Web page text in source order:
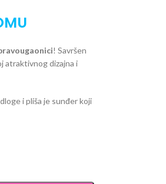
! Savršen
atraktivnog dizajna i
i pliša je sunđer koji